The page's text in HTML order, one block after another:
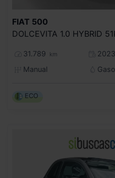
FIAT 500
DOLCEVITA 1.0 HYBRID
31.789 km
2023
Manual
ECO